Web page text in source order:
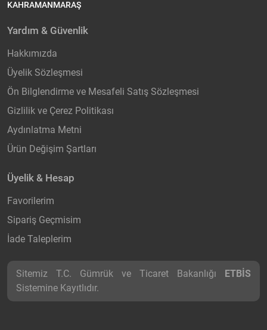
KAHRAMANMARAŞ
Yardım & Güvenlik
Hakkımızda
Üyelik Sözleşmesi
Ön Bilglendirme ve Mesafeli Satış Sözleşmesi
Gizlilik ve Çerez Politikası
Aydınlatma Metni
Ürün Değişim Şartları
Üyelik & Hesap
Favorilerim
Sipariş Geçmisim
İade Taleplerim
Sitemiz T.C. Gümrük ve Ticaret Bakanlığı ETBİS
Sistemine Kayıtlıdır.